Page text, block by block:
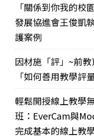
「關係到你我的校
發展協進會王俊凱
護案例
因材施「評」~前
「如何善用教學評
輕鬆開授線上教學
班：EverCam與
完成基本的線上教